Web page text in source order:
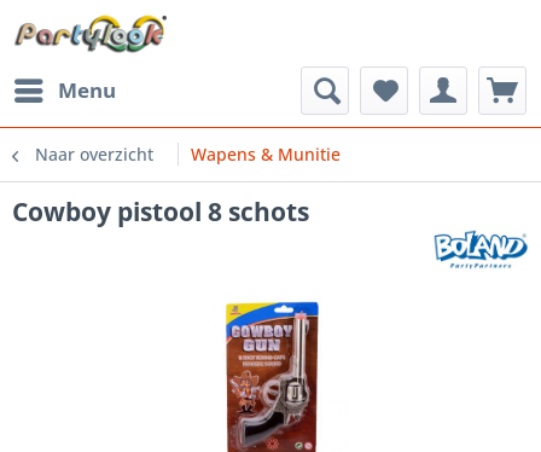
Menu
Naar overzicht Wapens & Munitie
Cowboy pistool 8 schots